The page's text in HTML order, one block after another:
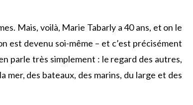
Mais, voilà, Marie Tabarly a 40 ans, et on le
est devenu soi-même – et c’est précisément
parle très simplement : le regard des autres,
des bateaux, des marins, du large et des